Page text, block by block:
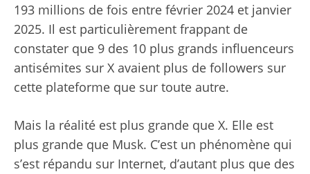
193 millions de fois entre février 2024 et janvier
2025. Il est particulièrement frappant de
constater que 9 des 10 plus grands influenceurs
antisémites sur X avaient plus de followers sur
cette plateforme que sur toute autre.
Mais la réalité est plus grande que X. Elle est
plus grande que Musk. C’est un phénomène qui
s’est répandu sur Internet, d’autant plus que des